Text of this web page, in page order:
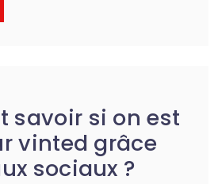
savoir si on est
vinted grâce
sociaux ?